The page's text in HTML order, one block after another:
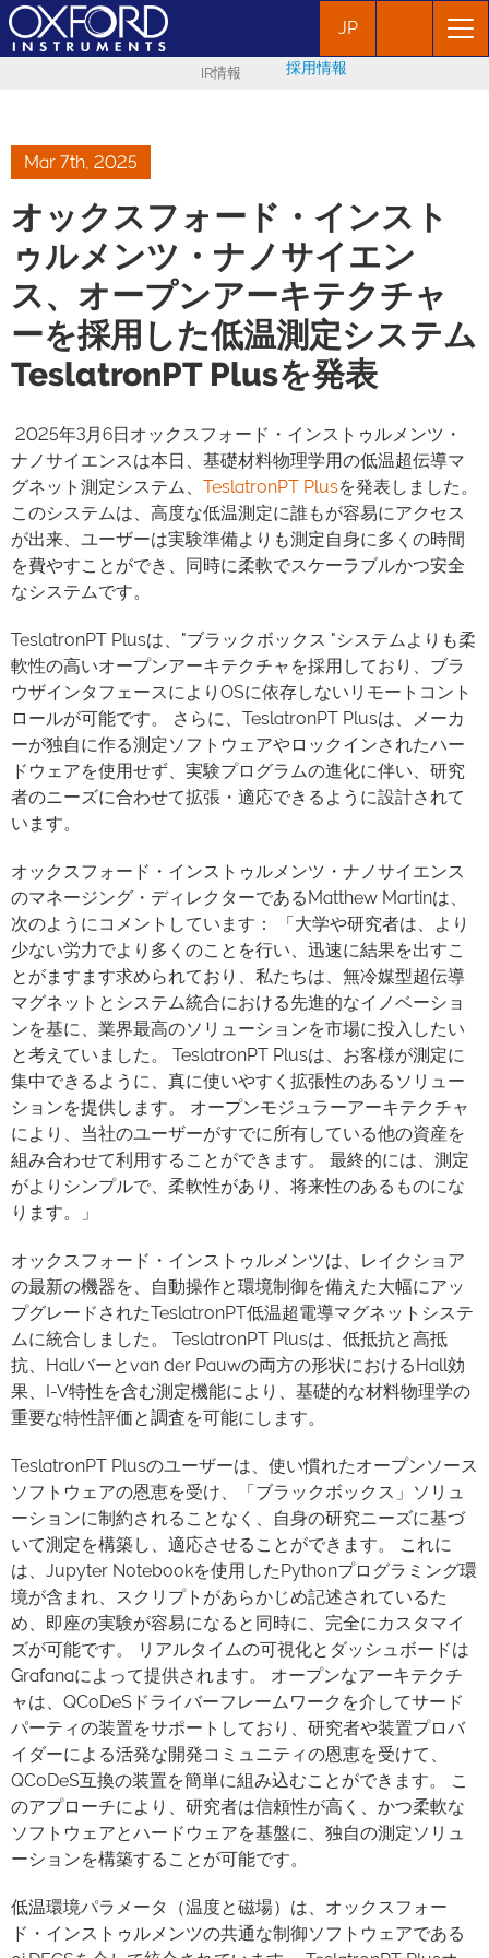
JP
IR情報 採用情報
Mar 7th, 2025
オックスフォード・インスト
ゥルメンツ・ナノサイエン
ス、オープンアーキテクチャ
ーを採用した低温測定システム
TeslatronPT Plusを発表
2025年3月6日オックスフォード・インストゥルメンツ・
ナノサイエンスは本日、基礎材料物理学用の低温超伝導マ
グネット測定システム、 TeslatronPT Plusを発表しました。
このシステムは、高度な低温測定に誰もが容易にアクセス
が出来、ユーザーは実験準備よりも測定自身に多くの時間
を費やすことができ、同時に柔軟でスケーラブルかつ安全
なシステムです。
TeslatronPT Plusは、"ブラックボックス "システムよりも柔
軟性の高いオープンアーキテクチャを採用しており、ブラ
ウザインタフェースによりOSに依存しないリモートコント
ロールが可能です。 さらに、TeslatronPT Plusは、メーカ
ーが独自に作る測定ソフトウェアやロックインされたハー
ドウェアを使用せず、実験プログラムの進化に伴い、研究
者のニーズに合わせて拡張・適応できるように設計されて
います。
オックスフォード・インストゥルメンツ・ナノサイエンス
のマネージング・ディレクターであるMatthew Martinは、
次のようにコメントしています： 「大学や研究者は、より
少ない労力でより多くのことを行い、迅速に結果を出すこ
とがますます求められており、私たちは、無冷媒型超伝導
マグネットとシステム統合における先進的なイノベーショ
ンを基に、業界最高のソリューションを市場に投入したい
と考えていました。 TeslatronPT Plusは、お客様が測定に
集中できるように、真に使いやすく拡張性のあるソリュー
ションを提供します。 オープンモジュラーアーキテクチャ
により、当社のユーザーがすでに所有している他の資産を
組み合わせて利用することができます。 最終的には、測定
がよりシンプルで、柔軟性があり、将来性のあるものにな
ります。」
オックスフォード・インストゥルメンツは、レイクショア
の最新の機器を、自動操作と環境制御を備えた大幅にアッ
プグレードされたTeslatronPT低温超電導マグネットシステ
ムに統合しました。 TeslatronPT Plusは、低抵抗と高抵
抗、Hallバーとvan der Pauwの両方の形状におけるHall効
果、I-V特性を含む測定機能により、基礎的な材料物理学の
重要な特性評価と調査を可能にします。
TeslatronPT Plusのユーザーは、使い慣れたオープンソース
ソフトウェアの恩恵を受け、「ブラックボックス」ソリュ
ーションに制約されることなく、自身の研究ニーズに基づ
いて測定を構築し、適応させることができます。 これに
は、Jupyter Notebookを使用したPythonプログラミング環
境が含まれ、スクリプトがあらかじめ記述されているた
め、即座の実験が容易になると同時に、完全にカスタマイ
ズが可能です。 リアルタイムの可視化とダッシュボードは
Grafanaによって提供されます。 オープンなアーキテクチ
ャは、QCoDeSドライバーフレームワークを介してサード
パーティの装置をサポートしており、研究者や装置プロバ
イダーによる活発な開発コミュニティの恩恵を受けて、
QCoDeS互換の装置を簡単に組み込むことができます。 こ
のアプローチにより、研究者は信頼性が高く、かつ柔軟な
ソフトウェアとハードウェアを基盤に、独自の測定ソリュ
ーションを構築することが可能です。
低温環境パラメータ（温度と磁場）は、オックスフォー
ド・インストゥルメンツの共通な制御ソフトウェアである